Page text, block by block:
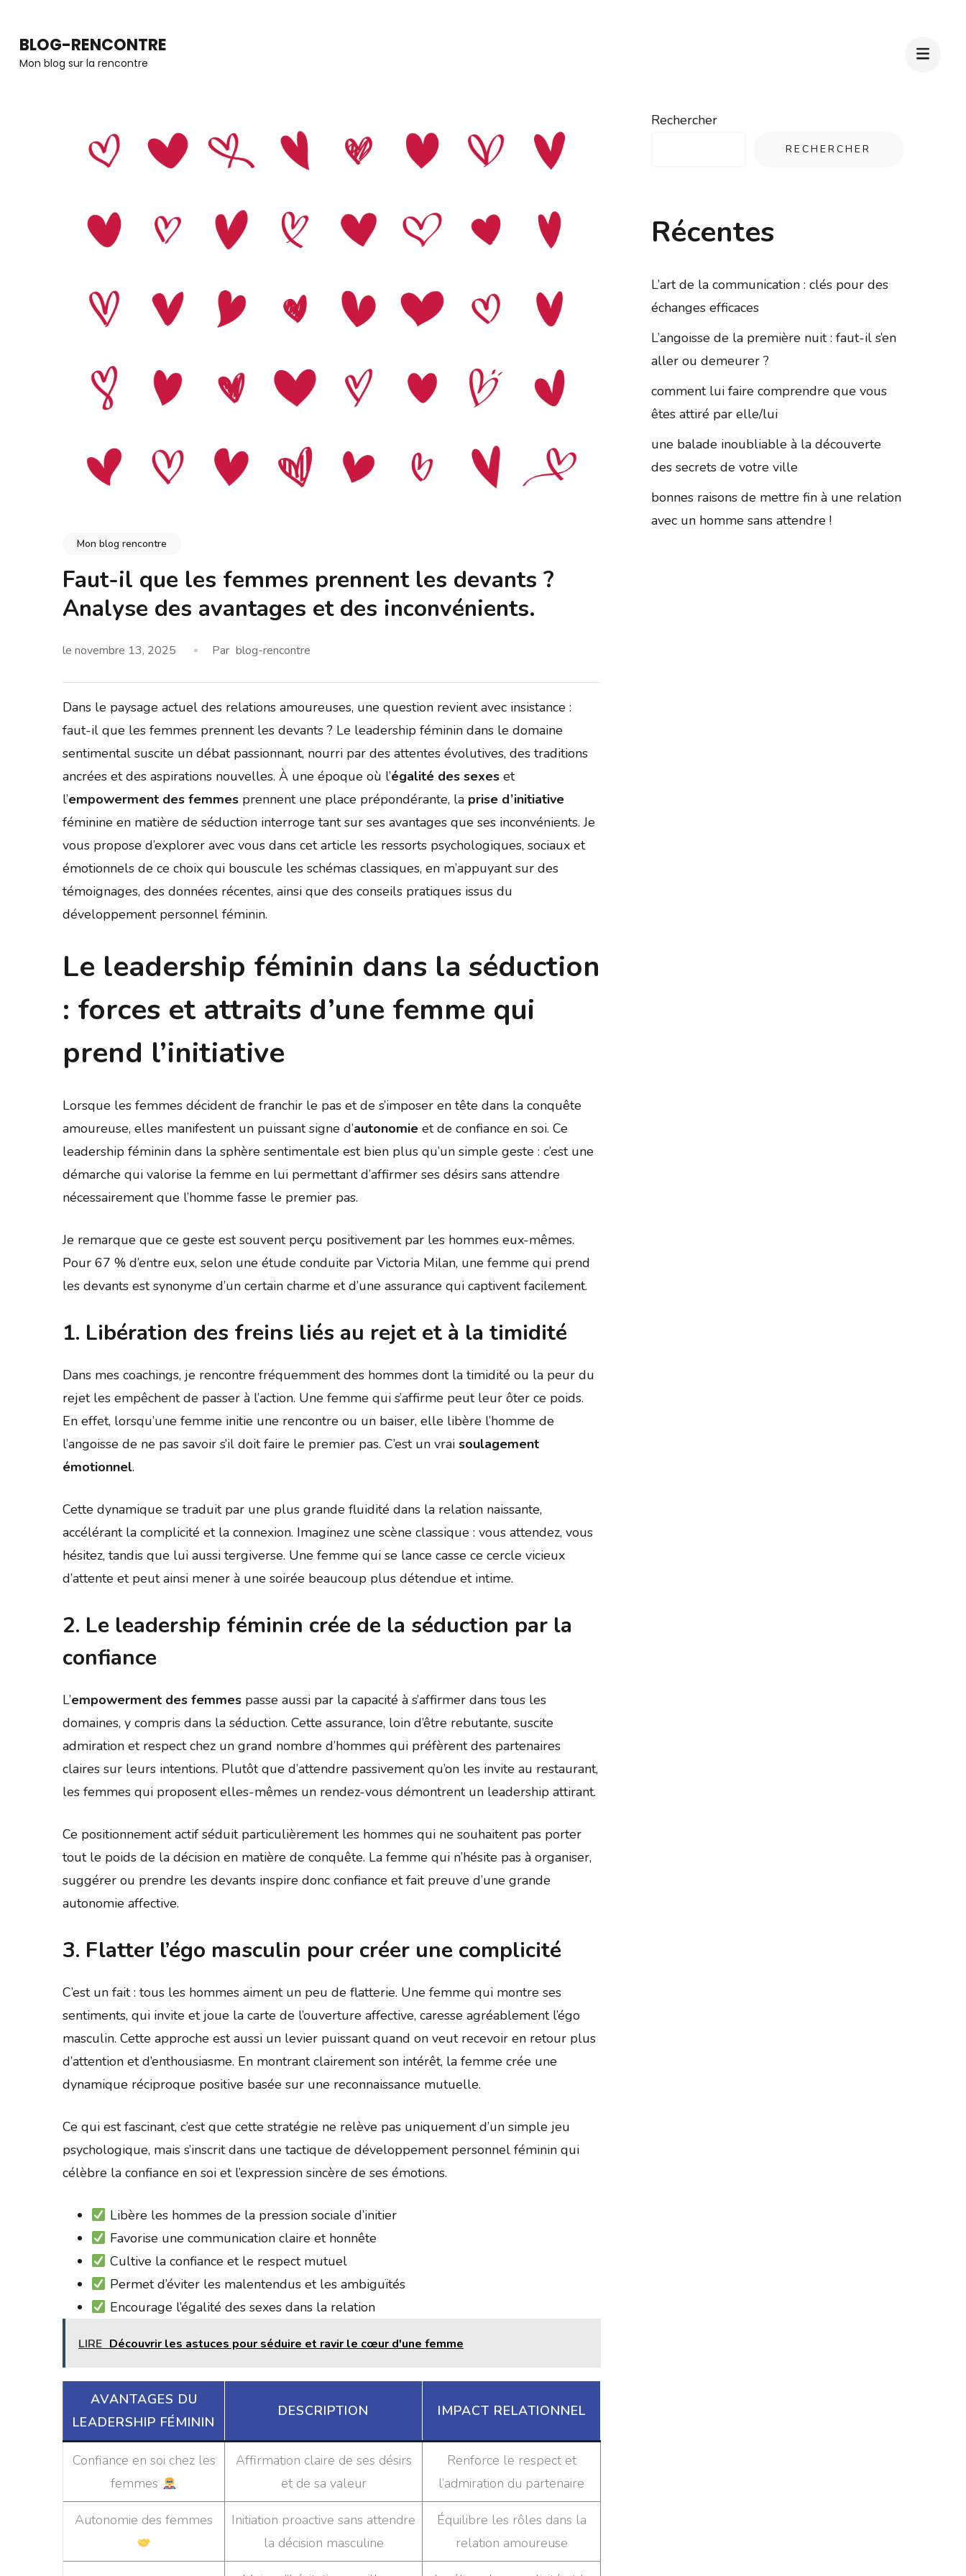
contenu
BLOG-RENCONTRE
Mon blog sur la rencontre
Mon blog rencontre
Faut-il que les femmes prennent les devants ?
Analyse des avantages et des inconvénients.
le novembre 13, 2025 Par blog-rencontre
Dans le paysage actuel des relations amoureuses, une question revient avec insistance :
faut-il que les femmes prennent les devants ? Le leadership féminin dans le domaine
sentimental suscite un débat passionnant, nourri par des attentes évolutives, des traditions
ancrées et des aspirations nouvelles. À une époque où l’égalité des sexes et
l’empowerment des femmes prennent une place prépondérante, la prise d’initiative
féminine en matière de séduction interroge tant sur ses avantages que ses inconvénients. Je
vous propose d’explorer avec vous dans cet article les ressorts psychologiques, sociaux et
émotionnels de ce choix qui bouscule les schémas classiques, en m’appuyant sur des
témoignages, des données récentes, ainsi que des conseils pratiques issus du
développement personnel féminin.
Le leadership féminin dans la séduction
: forces et attraits d’une femme qui
prend l’initiative
Lorsque les femmes décident de franchir le pas et de s’imposer en tête dans la conquête
amoureuse, elles manifestent un puissant signe d’autonomie et de confiance en soi. Ce
leadership féminin dans la sphère sentimentale est bien plus qu’un simple geste : c’est une
démarche qui valorise la femme en lui permettant d’affirmer ses désirs sans attendre
nécessairement que l’homme fasse le premier pas.
Je remarque que ce geste est souvent perçu positivement par les hommes eux-mêmes.
Pour 67 % d’entre eux, selon une étude conduite par Victoria Milan, une femme qui prend
les devants est synonyme d’un certain charme et d’une assurance qui captivent facilement.
1. Libération des freins liés au rejet et à la timidité
Dans mes coachings, je rencontre fréquemment des hommes dont la timidité ou la peur du
rejet les empêchent de passer à l’action. Une femme qui s’affirme peut leur ôter ce poids.
En effet, lorsqu’une femme initie une rencontre ou un baiser, elle libère l’homme de
l’angoisse de ne pas savoir s’il doit faire le premier pas. C’est un vrai soulagement
émotionnel.
Cette dynamique se traduit par une plus grande fluidité dans la relation naissante,
accélérant la complicité et la connexion. Imaginez une scène classique : vous attendez, vous
hésitez, tandis que lui aussi tergiverse. Une femme qui se lance casse ce cercle vicieux
d’attente et peut ainsi mener à une soirée beaucoup plus détendue et intime.
2. Le leadership féminin crée de la séduction par la
confiance
L’empowerment des femmes passe aussi par la capacité à s’affirmer dans tous les
domaines, y compris dans la séduction. Cette assurance, loin d’être rebutante, suscite
admiration et respect chez un grand nombre d’hommes qui préfèrent des partenaires
claires sur leurs intentions. Plutôt que d’attendre passivement qu’on les invite au restaurant,
les femmes qui proposent elles-mêmes un rendez-vous démontrent un leadership attirant.
Ce positionnement actif séduit particulièrement les hommes qui ne souhaitent pas porter
tout le poids de la décision en matière de conquête. La femme qui n’hésite pas à organiser,
suggérer ou prendre les devants inspire donc confiance et fait preuve d’une grande
autonomie affective.
3. Flatter l’égo masculin pour créer une complicité
C’est un fait : tous les hommes aiment un peu de flatterie. Une femme qui montre ses
sentiments, qui invite et joue la carte de l’ouverture affective, caresse agréablement l’égo
masculin. Cette approche est aussi un levier puissant quand on veut recevoir en retour plus
d’attention et d’enthousiasme. En montrant clairement son intérêt, la femme crée une
dynamique réciproque positive basée sur une reconnaissance mutuelle.
Ce qui est fascinant, c’est que cette stratégie ne relève pas uniquement d’un simple jeu
psychologique, mais s’inscrit dans une tactique de développement personnel féminin qui
célèbre la confiance en soi et l’expression sincère de ses émotions.
Libère les hommes de la pression sociale d’initier
Favorise une communication claire et honnête
Cultive la confiance et le respect mutuel
Permet d’éviter les malentendus et les ambiguïtés
Encourage l’égalité des sexes dans la relation
LIRE Découvrir les astuces pour séduire et ravir le cœur d'une femme
AVANTAGES DU
LEADERSHIP FÉMININ
DESCRIPTION IMPACT RELATIONNEL
Confiance en soi chez les
femmes
Affirmation claire de ses désirs
et de sa valeur
Renforce le respect et
l’admiration du partenaire
Autonomie des femmes
Initiation proactive sans attendre
la décision masculine
Équilibre les rôles dans la
relation amoureuse
Rechercher
RECHERCHER
Récentes
L’art de la communication : clés pour des
échanges efficaces
L’angoisse de la première nuit : faut-il s’en
aller ou demeurer ?
comment lui faire comprendre que vous
êtes attiré par elle/lui
une balade inoubliable à la découverte
des secrets de votre ville
bonnes raisons de mettre fin à une relation
avec un homme sans attendre !